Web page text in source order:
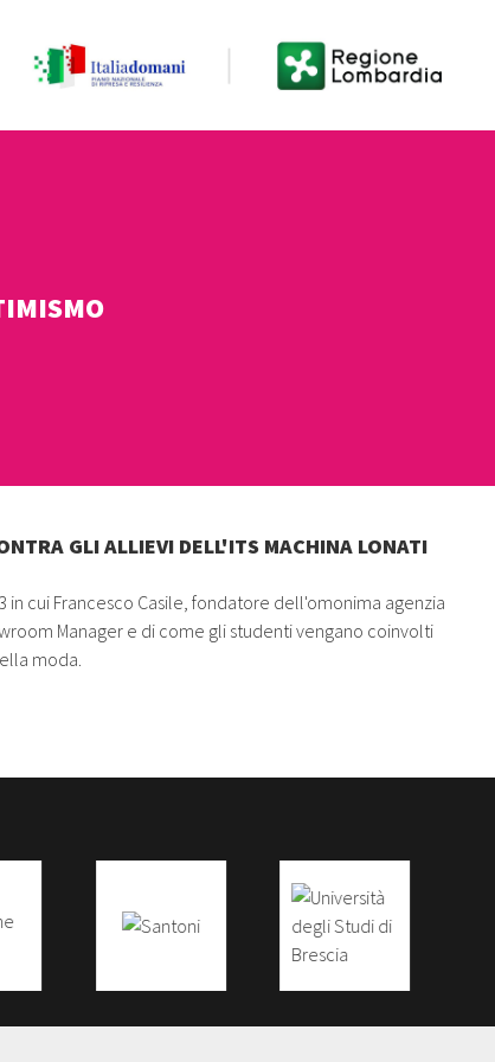
GLI ALLIEVI DELL'ITS MACHINA LONATI
cui Francesco Casile, fondatore dell'omonima agenzia
Manager e di come gli studenti vengano coinvolti
moda.